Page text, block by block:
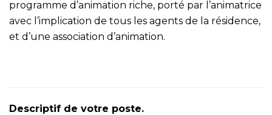
programme d’animation riche, porté par l’animatrice
avec l’implication de tous les agents de la résidence,
et d’une association d’animation.
Descriptif de votre poste.